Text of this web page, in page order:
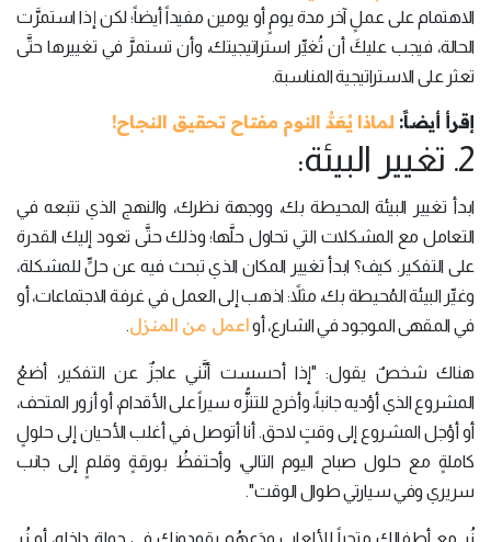
الاهتمام على عملٍ آخر مدة يومٍ أو يومين مفيداً أيضاً؛ لكن إذا استمرَّت
الحالة، فيجب عليكَ أن تُغيِّر استراتيجيتك، وأن تستمرَّ في تغييرها حتَّى
تعثر على الاستراتيجية المناسبة.
إقرأ أيضاً: لماذا يُعَدُّ النوم مفتاح تحقيق النجاح!
2. تغيير البيئة:
ابدأ تغيير البيئة المحيطة بك، ووجهة نظرك، والنهج الذي تتبعه في
التعامل مع المشكلات التي تحاول حلَّها؛ وذلك حتَّى تعود إليك القدرة
على التفكير. كيف؟ ابدأ تغيير المكان الذي تبحث فيه عن حلٍّ للمشكلة،
وغيِّر البيئة المُحيطة بك، مثلاً: اذهب إلى العمل في غرفة الاجتماعات، أو
في المقهى الموجود في الشارع، أواعمل من المنزل.
هناك شخصٌ يقول: "إذا أحسست أنَّني عاجزٌ عن التفكير، أضعُ
المشروع الذي أؤديه جانباً، وأخرج للتنزُّه سيراً على الأقدام، أو أزور المتحف،
أو أؤجل المشروع إلى وقتٍ لاحق. أنا أتوصل في أغلب الأحيان إلى حلولٍ
كاملةٍ مع حلول صباح اليوم التالي، وأحتفظُ بورقةٍ وقلمٍ إلى جانب
سريري وفي سيارتي طوال الوقت".
زُر مع أطفالك متجراً للألعاب ودَعهُم يقودونك في جولةٍ داخله، أو زُر